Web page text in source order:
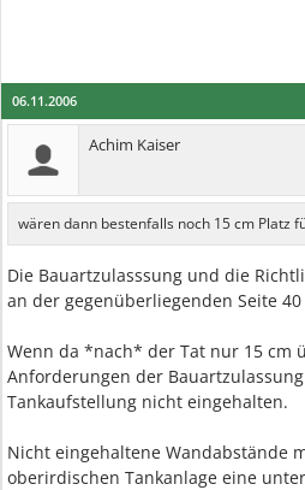
06.11.2006
Achim Kaiser
wären dann bestenfalls noch 15 cm Platz
Die Bauartzulasssung und die
an der gegenüberliegenden Seite 40
Wenn da *nach* der Tat nur 15 cm
Anforderungen der
Tankaufstellung nicht eingehalten.
Nicht eingehaltene Wandabstände
oberirdischen Tankanlage eine